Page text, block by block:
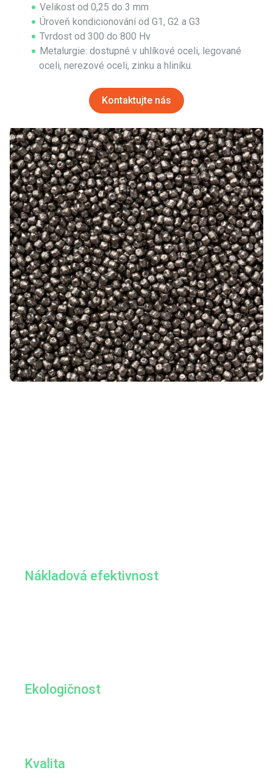
Velikost od 0,25 do 3 mm
Úroveň kondicionování od G1, G2 a G3
Tvrdost od 300 do 800 Hv
Metalurgie: dostupné v uhlíkové oceli, legované
oceli, nerezové oceli, zinku a hliníku.
Kontaktujte nás
Nákladová efektivnost
Ekologičnost
Kvalita